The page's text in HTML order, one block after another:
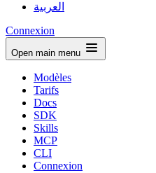
العربية
Connexion
Open main menu
Modèles
Tarifs
Docs
SDK
Skills
MCP
CLI
Connexion